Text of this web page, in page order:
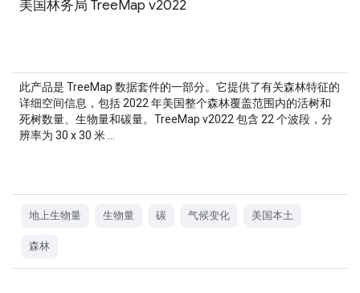
美国林务局 TreeMap v2022
此产品是 TreeMap 数据套件的一部分。它提供了有关森林特征的
详细空间信息，包括 2022 年美国整个森林覆盖范围内的活树和
死树数量、生物量和碳量。TreeMap v2022 包含 22 个波段，分
辨率为 30 x 30 米 …
地上生物量 生物量 碳 气候变化 美国本土
森林